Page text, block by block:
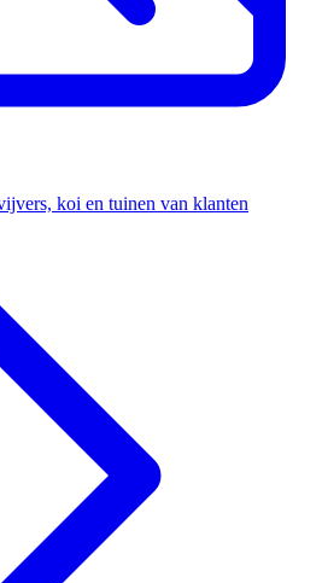
koi en tuinen van klanten